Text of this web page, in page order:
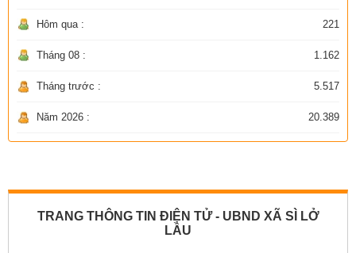
Hôm qua : 221
Tháng 08 : 1.162
Tháng trước : 5.517
Năm 2026 : 20.389
TRANG THÔNG TIN ĐIỆN TỬ - UBND XÃ SÌ LỞ
LẦU